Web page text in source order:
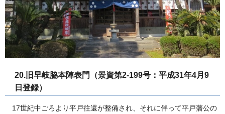
20.旧早岐脇本陣表門（景資第2-199号：平成31年4月9
日登録）
17世紀中ごろより平戸往還が整備され、それに伴って平戸藩公の